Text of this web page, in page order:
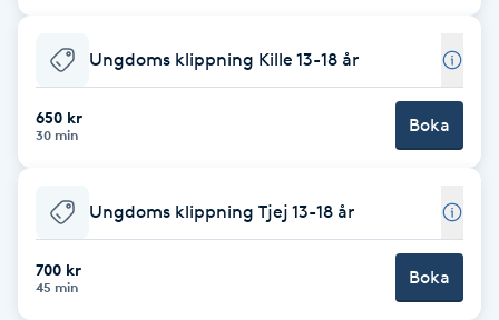
Blowout
Bottenfärg
Brynfärgning
Brynplockning
Ungdoms klippning Kille 13-18 år
650 kr
30 min Boka
Ungdoms klippning Tjej 13-18 år
700 kr
45 min Boka